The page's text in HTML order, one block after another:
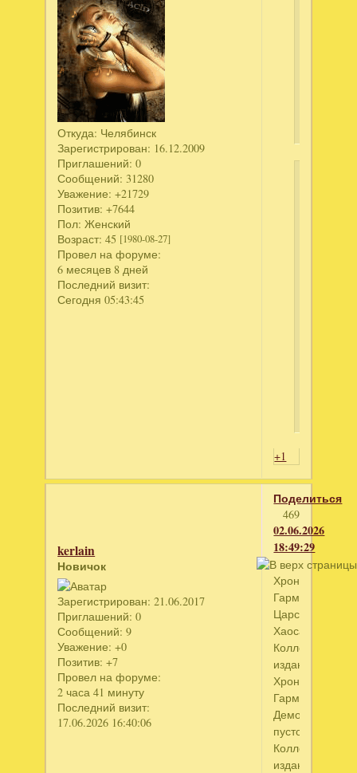
Откуда: Челябинск
Зарегистрирован: 16.12.2009
Приглашений: 0
Сообщений: 31280
Уважение: +21729
Позитив: +7644
Пол: Женский
Возраст: 45 [1980-08-27]
Провел на форуме:
6 месяцев 8 дней
Последний визит:
Сегодня 05:43:45
+1
Поделиться
469
02.06.2026
18:49:29
kerlain
Новичок
Зарегистрирован: 21.06.2017
Приглашений: 0
Сообщений: 9
Уважение: +0
Позитив: +7
Провел на форуме:
2 часа 41 минуту
Последний визит:
17.06.2026 16:40:06
Хроники
Гармонии.
Царства
Хаоса.
Коллекционное
издание
Хроники
Гармонии.
Демон
пустоты.
Коллекционное
издание